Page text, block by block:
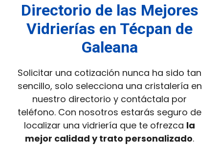
Directorio de las Mejores
Vidrierías en Técpan de
Galeana
Solicitar una cotización nunca ha sido tan
sencillo, solo selecciona una cristalería en
nuestro directorio y contáctala por
teléfono. Con nosotros estarás seguro de
localizar una vidriería que te ofrezca la
mejor calidad y trato personalizado.